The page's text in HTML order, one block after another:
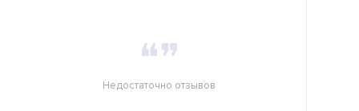
❝❞
Недостаточно отзывов